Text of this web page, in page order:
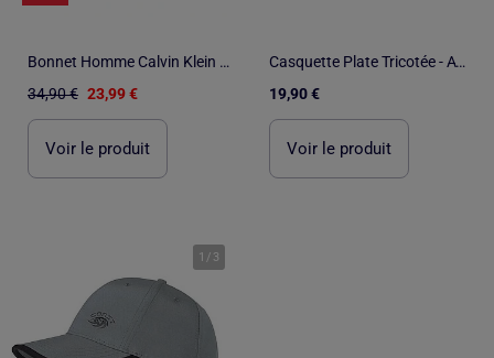
Bonnet Homme Calvin Klein Jeans Beanie
34,90 € 23,99 €
Voir le produit
Casquette Plate Tricotée - ATLAS FOR MEN
19,90 €
Voir le produit
1 / 3